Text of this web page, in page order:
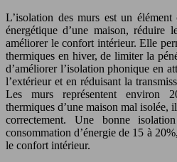
L’isolation des murs est un
énergétique d’une maison, réduire
améliorer le confort intérieur. Elle
thermiques en hiver, de limiter la
d’améliorer l’isolation phonique en
l’extérieur et en réduisant la
Les murs représentent environ
thermiques d’une maison mal isolée,
correctement. Une bonne
consommation d’énergie de 15 à
le confort intérieur.